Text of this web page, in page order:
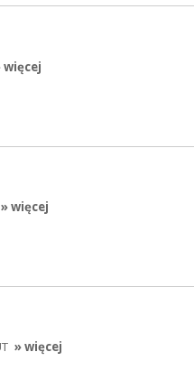
więcej
» więcej
» więcej